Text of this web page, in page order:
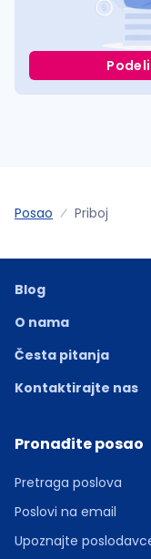
Posao Priboj
Blog
O nama
Česta pitanja
Kontaktirajte nas
Pronađite posao
Pretraga poslova
Poslovi na email
Upoznajte